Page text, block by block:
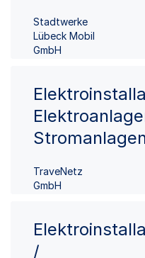
Stadtwerke
Lübeck Mobil
GmbH
TraveNetz
GmbH
/